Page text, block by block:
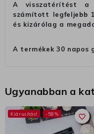
A visszatérítést a
számított legfeljebb
és kizárólag a
A termékek 30 napos
Ugyanabban a
favorite_border
Kiárusítás! -58%